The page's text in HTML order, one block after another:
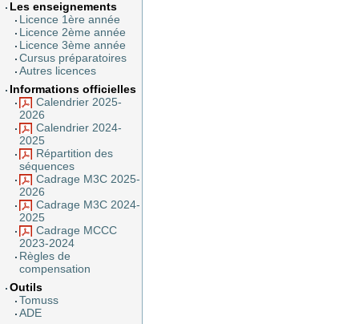
Les enseignements
Licence 1ère année
Licence 2ème année
Licence 3ème année
Cursus préparatoires
Autres licences
Informations officielles
Calendrier 2025-
2026
Calendrier 2024-
2025
Répartition des
séquences
Cadrage M3C 2025-
2026
Cadrage M3C 2024-
2025
Cadrage MCCC
2023-2024
Règles de
compensation
Outils
Tomuss
ADE